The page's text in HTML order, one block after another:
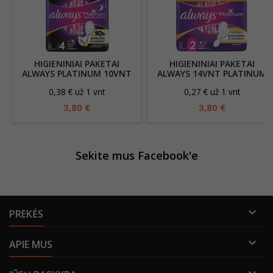
HIGIENINIAI PAKETAI
ALWAYS PLATINUM 10VNT
0,38 € už 1 vnt
3,80 €
HIGIENINIAI PAKETAI
ALWAYS 14VNT PLATINUM
0,27 € už 1 vnt
3,80 €
Sekite mus Facebook'e
PREKĖS 
APIE MUS 